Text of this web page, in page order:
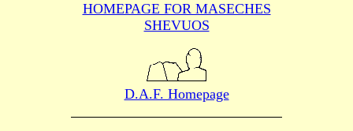
HOMEPAGE FOR MASECHES
SHEVUOS
D.A.F. Homepage